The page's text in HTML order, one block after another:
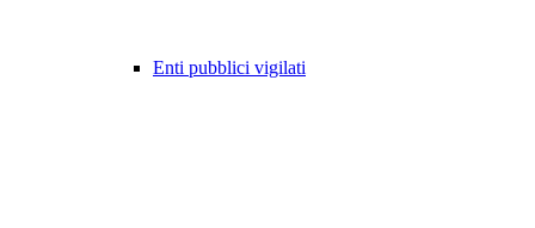
Enti pubblici vigilati